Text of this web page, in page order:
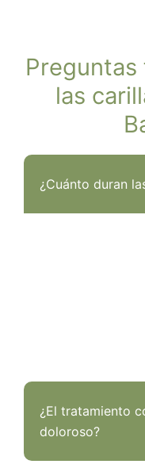
las
¿Cuánto duran
¿El tratamiento
doloroso?